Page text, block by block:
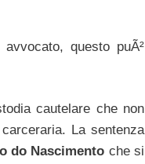
questo puÃ²
cautelare che non
La sentenza
do Nascimento che si